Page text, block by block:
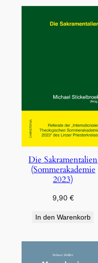
Die Sakramentalien
(Sommerakademie
2023)
9,90 €
In den Warenkorb